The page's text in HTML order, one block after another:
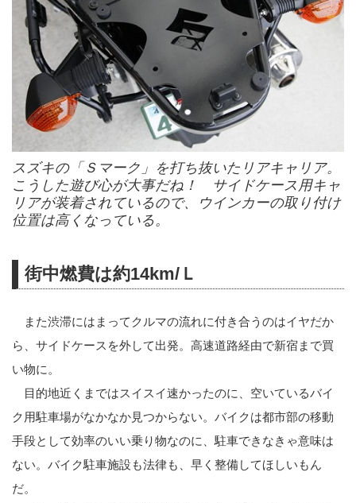
スズキの「Ｓマーク」を打ち抜いたリアキャリア。
こうした遊び心が大事だね！ サイドケース用キャ
リアが装着されているので、ウインカーの取り付け
位置は高くなっている。
街中燃費は約14km/Ｌ
また渋滞にはまってクルマの流れに付き合うのはイヤだか
ら、サイドケースを外して出発。高速道路経由で新宿まで買
い物に。
目的地近くまではスイスイ速かったのに、空いているバイ
ク用駐車場がなかなか見つからない。バイクは都市部の移動
手段として効率のいい乗り物なのに、駐車できなきゃ意味は
ない。バイク駐車施設も法律も、早く整備してほしいもん
だ。